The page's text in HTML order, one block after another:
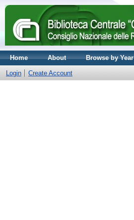
Home About Browse by Year
Login Create Account